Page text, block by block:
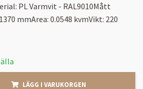
PL Varmvit - RAL9010Mått
mmArea: 0.0548 kvmVikt: 220
LÄGG I VARUKORGEN